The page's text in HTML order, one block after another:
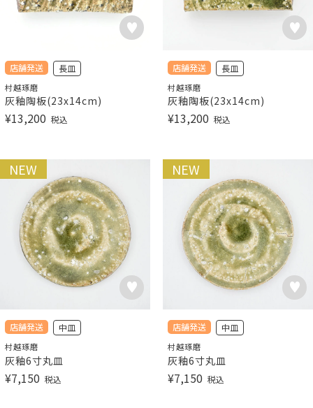
店舗発送 長皿
村越琢磨
灰釉陶板(23x14cm)
¥13,200 税込
店舗発送 長皿
村越琢磨
灰釉陶板(23x14cm)
¥13,200 税込
店舗発送
NEW
中皿
村越琢磨
灰釉6寸丸皿
¥7,150 税込
店舗発送
NEW
中皿
村越琢磨
灰釉6寸丸皿
¥7,150 税込